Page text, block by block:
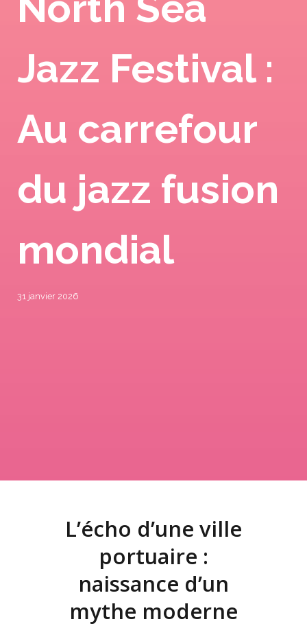
Jazz Festival :
Au carrefour
du jazz fusion
mondial
31 janvier 2026
L’écho d’une ville
portuaire :
naissance d’un
mythe moderne